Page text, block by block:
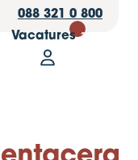
088 321 0 800
Vacatures 30
Mijn